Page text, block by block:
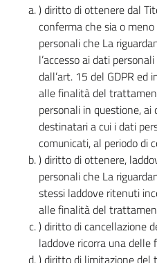
) diritto di ottenere dal
conferma che sia o
personali che La
l’accesso ai dati
dall’art. 15 del GDPR ed
alle finalità del
personali in questione,
destinatari a cui i dati
comunicati, al periodo di
) diritto di ottenere,
personali che La
stessi laddove ritenuti
alle finalità del
) diritto di cancellazione
laddove ricorra una delle
) diritto di limitazione